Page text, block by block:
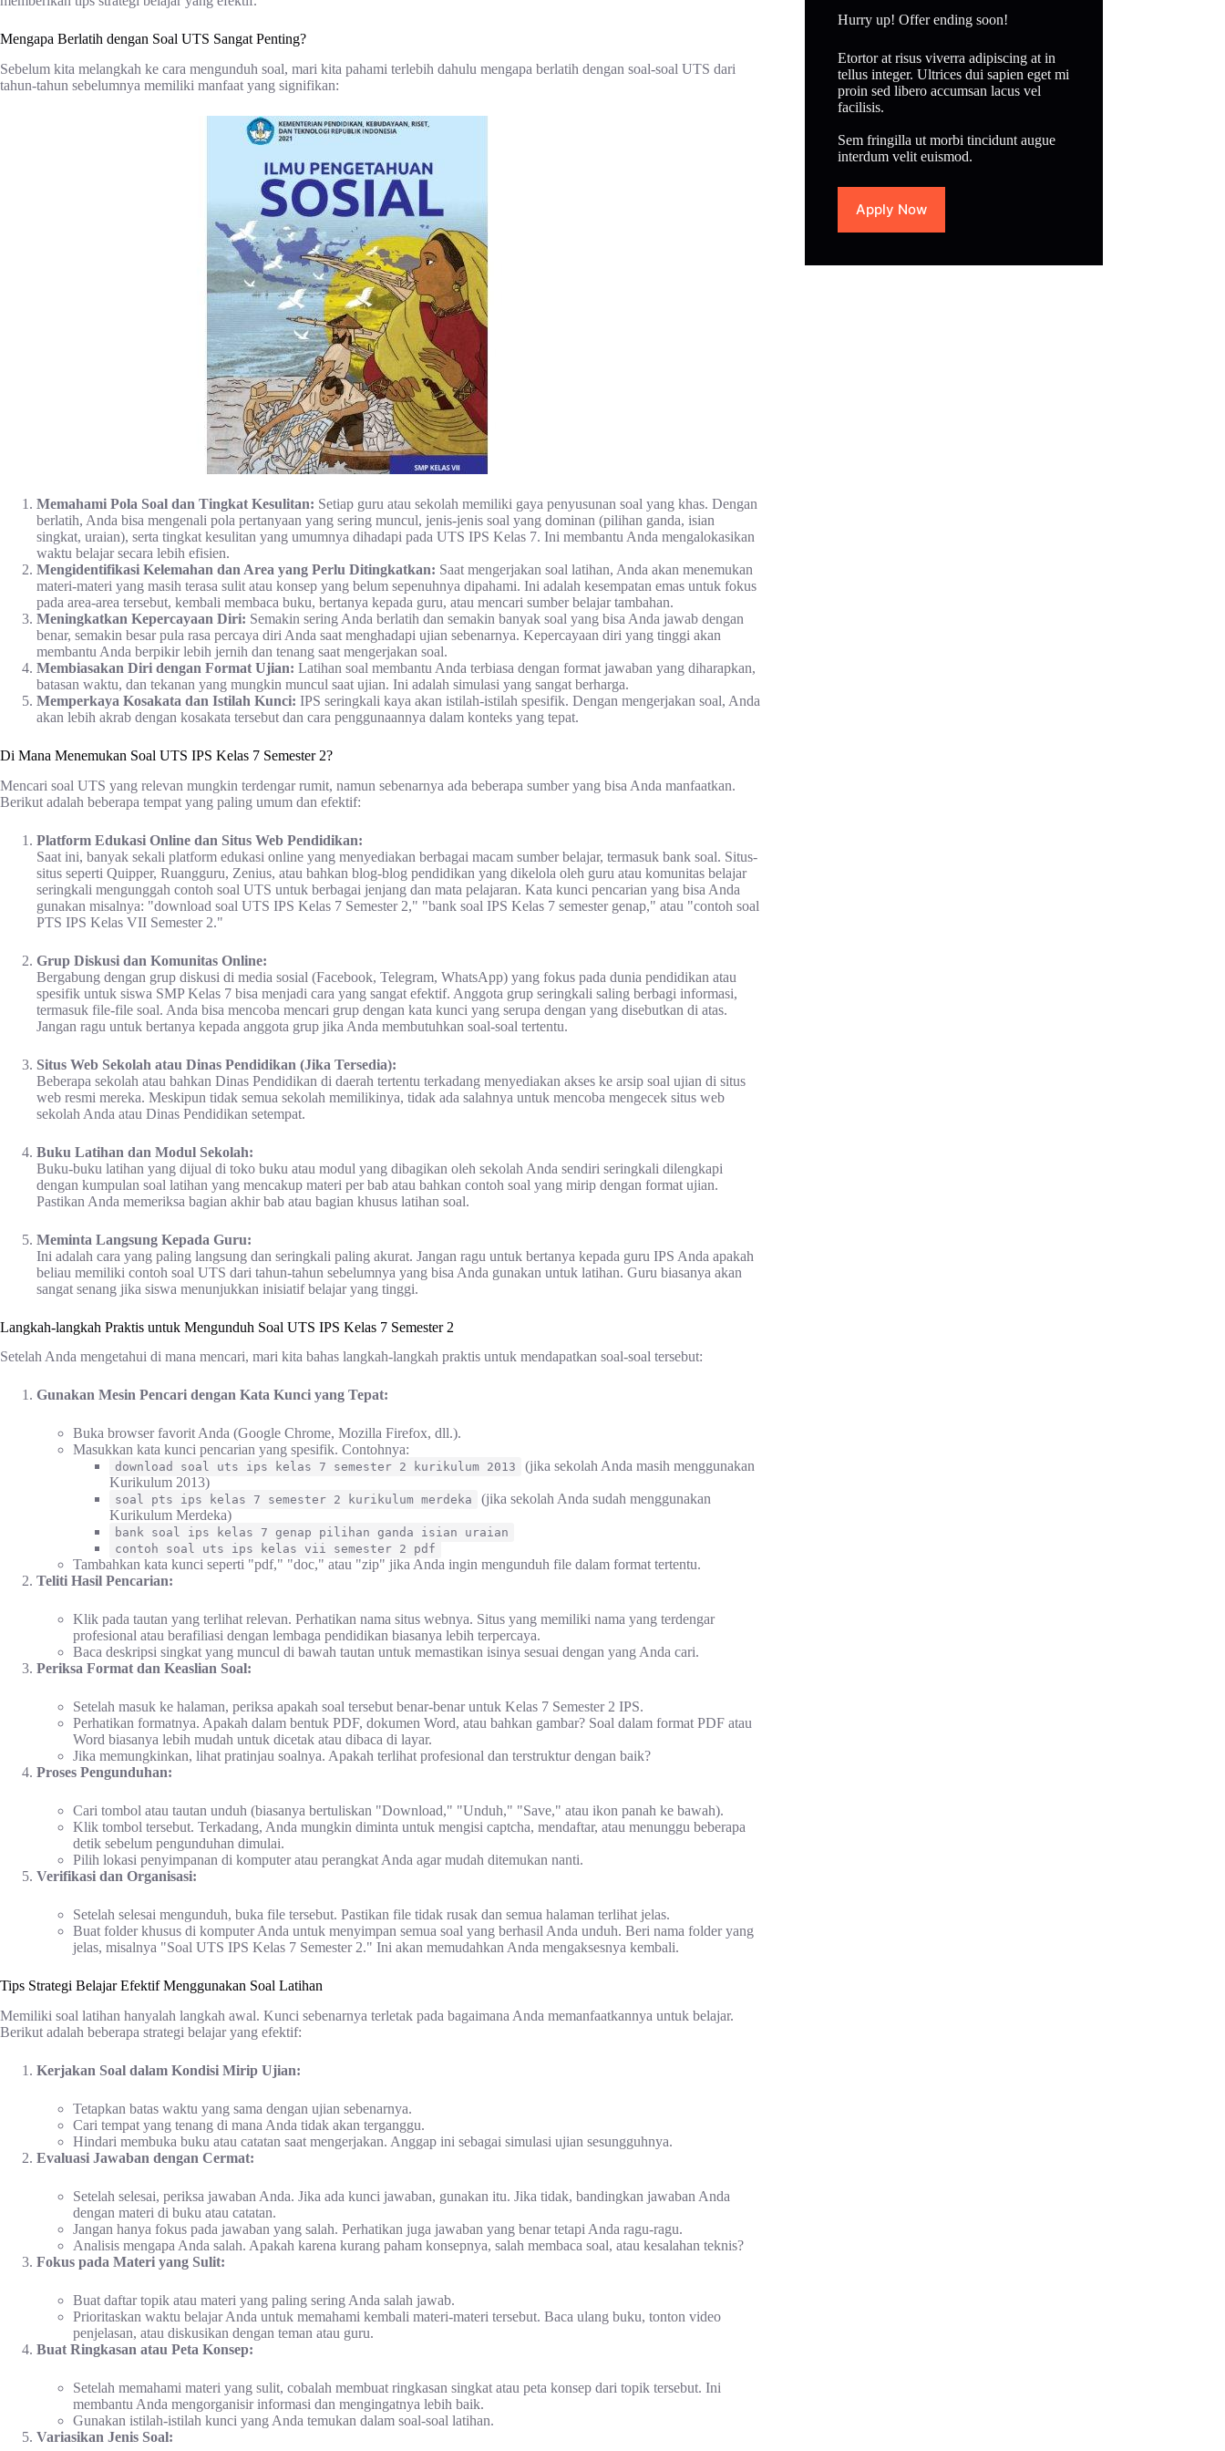
Mengapa Berlatih dengan Soal UTS Sangat Penting?
Sebelum kita melangkah ke cara mengunduh soal, mari kita pahami terlebih dahulu mengapa berlatih dengan soal-soal UTS dari
tahun-tahun sebelumnya memiliki manfaat yang signifikan:
Memahami Pola Soal dan Tingkat Kesulitan: Setiap guru atau sekolah memiliki gaya penyusunan soal yang khas. Dengan
berlatih, Anda bisa mengenali pola pertanyaan yang sering muncul, jenis-jenis soal yang dominan (pilihan ganda, isian
singkat, uraian), serta tingkat kesulitan yang umumnya dihadapi pada UTS IPS Kelas 7. Ini membantu Anda mengalokasikan
waktu belajar secara lebih efisien.
Mengidentifikasi Kelemahan dan Area yang Perlu Ditingkatkan: Saat mengerjakan soal latihan, Anda akan menemukan
materi-materi yang masih terasa sulit atau konsep yang belum sepenuhnya dipahami. Ini adalah kesempatan emas untuk fokus
pada area-area tersebut, kembali membaca buku, bertanya kepada guru, atau mencari sumber belajar tambahan.
Meningkatkan Kepercayaan Diri: Semakin sering Anda berlatih dan semakin banyak soal yang bisa Anda jawab dengan
benar, semakin besar pula rasa percaya diri Anda saat menghadapi ujian sebenarnya. Kepercayaan diri yang tinggi akan
membantu Anda berpikir lebih jernih dan tenang saat mengerjakan soal.
Membiasakan Diri dengan Format Ujian: Latihan soal membantu Anda terbiasa dengan format jawaban yang diharapkan,
batasan waktu, dan tekanan yang mungkin muncul saat ujian. Ini adalah simulasi yang sangat berharga.
Memperkaya Kosakata dan Istilah Kunci: IPS seringkali kaya akan istilah-istilah spesifik. Dengan mengerjakan soal, Anda
akan lebih akrab dengan kosakata tersebut dan cara penggunaannya dalam konteks yang tepat.
Di Mana Menemukan Soal UTS IPS Kelas 7 Semester 2?
Mencari soal UTS yang relevan mungkin terdengar rumit, namun sebenarnya ada beberapa sumber yang bisa Anda manfaatkan.
Berikut adalah beberapa tempat yang paling umum dan efektif:
Platform Edukasi Online dan Situs Web Pendidikan:
Saat ini, banyak sekali platform edukasi online yang menyediakan berbagai macam sumber belajar, termasuk bank soal. Situs-
situs seperti Quipper, Ruangguru, Zenius, atau bahkan blog-blog pendidikan yang dikelola oleh guru atau komunitas belajar
seringkali mengunggah contoh soal UTS untuk berbagai jenjang dan mata pelajaran. Kata kunci pencarian yang bisa Anda
gunakan misalnya: "download soal UTS IPS Kelas 7 Semester 2," "bank soal IPS Kelas 7 semester genap," atau "contoh soal
PTS IPS Kelas VII Semester 2."
Grup Diskusi dan Komunitas Online:
Bergabung dengan grup diskusi di media sosial (Facebook, Telegram, WhatsApp) yang fokus pada dunia pendidikan atau
spesifik untuk siswa SMP Kelas 7 bisa menjadi cara yang sangat efektif. Anggota grup seringkali saling berbagi informasi,
termasuk file-file soal. Anda bisa mencoba mencari grup dengan kata kunci yang serupa dengan yang disebutkan di atas.
Jangan ragu untuk bertanya kepada anggota grup jika Anda membutuhkan soal-soal tertentu.
Situs Web Sekolah atau Dinas Pendidikan (Jika Tersedia):
Beberapa sekolah atau bahkan Dinas Pendidikan di daerah tertentu terkadang menyediakan akses ke arsip soal ujian di situs
web resmi mereka. Meskipun tidak semua sekolah memilikinya, tidak ada salahnya untuk mencoba mengecek situs web
sekolah Anda atau Dinas Pendidikan setempat.
Buku Latihan dan Modul Sekolah:
Buku-buku latihan yang dijual di toko buku atau modul yang dibagikan oleh sekolah Anda sendiri seringkali dilengkapi
dengan kumpulan soal latihan yang mencakup materi per bab atau bahkan contoh soal yang mirip dengan format ujian.
Pastikan Anda memeriksa bagian akhir bab atau bagian khusus latihan soal.
Meminta Langsung Kepada Guru:
Ini adalah cara yang paling langsung dan seringkali paling akurat. Jangan ragu untuk bertanya kepada guru IPS Anda apakah
beliau memiliki contoh soal UTS dari tahun-tahun sebelumnya yang bisa Anda gunakan untuk latihan. Guru biasanya akan
sangat senang jika siswa menunjukkan inisiatif belajar yang tinggi.
Langkah-langkah Praktis untuk Mengunduh Soal UTS IPS Kelas 7 Semester 2
Setelah Anda mengetahui di mana mencari, mari kita bahas langkah-langkah praktis untuk mendapatkan soal-soal tersebut:
Gunakan Mesin Pencari dengan Kata Kunci yang Tepat:
Buka browser favorit Anda (Google Chrome, Mozilla Firefox, dll.).
Masukkan kata kunci pencarian yang spesifik. Contohnya:
download soal uts ips kelas 7 semester 2 kurikulum 2013
(jika sekolah Anda masih menggunakan
Kurikulum 2013)
soal pts ips kelas 7 semester 2 kurikulum merdeka
(jika sekolah Anda sudah menggunakan
Kurikulum Merdeka)
bank soal ips kelas 7 genap pilihan ganda isian uraian
contoh soal uts ips kelas vii semester 2 pdf
Tambahkan kata kunci seperti "pdf," "doc," atau "zip" jika Anda ingin mengunduh file dalam format tertentu.
Teliti Hasil Pencarian:
Klik pada tautan yang terlihat relevan. Perhatikan nama situs webnya. Situs yang memiliki nama yang terdengar
profesional atau berafiliasi dengan lembaga pendidikan biasanya lebih terpercaya.
Baca deskripsi singkat yang muncul di bawah tautan untuk memastikan isinya sesuai dengan yang Anda cari.
Periksa Format dan Keaslian Soal:
Setelah masuk ke halaman, periksa apakah soal tersebut benar-benar untuk Kelas 7 Semester 2 IPS.
Perhatikan formatnya. Apakah dalam bentuk PDF, dokumen Word, atau bahkan gambar? Soal dalam format PDF atau
Word biasanya lebih mudah untuk dicetak atau dibaca di layar.
Jika memungkinkan, lihat pratinjau soalnya. Apakah terlihat profesional dan terstruktur dengan baik?
Proses Pengunduhan:
Cari tombol atau tautan unduh (biasanya bertuliskan "Download," "Unduh," "Save," atau ikon panah ke bawah).
Klik tombol tersebut. Terkadang, Anda mungkin diminta untuk mengisi captcha, mendaftar, atau menunggu beberapa
detik sebelum pengunduhan dimulai.
Pilih lokasi penyimpanan di komputer atau perangkat Anda agar mudah ditemukan nanti.
Verifikasi dan Organisasi:
Setelah selesai mengunduh, buka file tersebut. Pastikan file tidak rusak dan semua halaman terlihat jelas.
Buat folder khusus di komputer Anda untuk menyimpan semua soal yang berhasil Anda unduh. Beri nama folder yang
jelas, misalnya "Soal UTS IPS Kelas 7 Semester 2." Ini akan memudahkan Anda mengaksesnya kembali.
Tips Strategi Belajar Efektif Menggunakan Soal Latihan
Memiliki soal latihan hanyalah langkah awal. Kunci sebenarnya terletak pada bagaimana Anda memanfaatkannya untuk belajar.
Berikut adalah beberapa strategi belajar yang efektif:
Kerjakan Soal dalam Kondisi Mirip Ujian:
Tetapkan batas waktu yang sama dengan ujian sebenarnya.
Cari tempat yang tenang di mana Anda tidak akan terganggu.
Hindari membuka buku atau catatan saat mengerjakan. Anggap ini sebagai simulasi ujian sesungguhnya.
Evaluasi Jawaban dengan Cermat:
Setelah selesai, periksa jawaban Anda. Jika ada kunci jawaban, gunakan itu. Jika tidak, bandingkan jawaban Anda
dengan materi di buku atau catatan.
Jangan hanya fokus pada jawaban yang salah. Perhatikan juga jawaban yang benar tetapi Anda ragu-ragu.
Analisis mengapa Anda salah. Apakah karena kurang paham konsepnya, salah membaca soal, atau kesalahan teknis?
Fokus pada Materi yang Sulit:
Buat daftar topik atau materi yang paling sering Anda salah jawab.
Prioritaskan waktu belajar Anda untuk memahami kembali materi-materi tersebut. Baca ulang buku, tonton video
penjelasan, atau diskusikan dengan teman atau guru.
Buat Ringkasan atau Peta Konsep:
Setelah memahami materi yang sulit, cobalah membuat ringkasan singkat atau peta konsep dari topik tersebut. Ini
membantu Anda mengorganisir informasi dan mengingatnya lebih baik.
Gunakan istilah-istilah kunci yang Anda temukan dalam soal-soal latihan.
Variasikan Jenis Soal:
Hurry up! Offer ending soon!
Etortor at risus viverra adipiscing at in
tellus integer. Ultrices dui sapien eget mi
proin sed libero accumsan lacus vel
facilisis.
Sem fringilla ut morbi tincidunt augue
interdum velit euismod.
Apply Now